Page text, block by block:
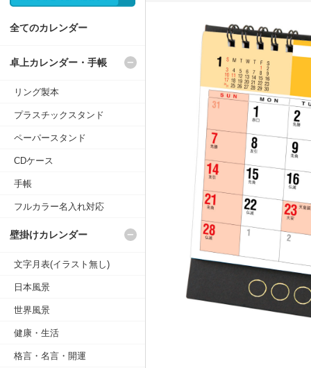
全てのカレンダー
卓上カレンダー・手帳
リング製本
プラスチックスタンド
ペーパースタンド
CDケース
手帳
フルカラー名入れ対応
壁掛けカレンダー
文字月表(イラスト無し)
日本風景
世界風景
健康・生活
格言・名言・開運